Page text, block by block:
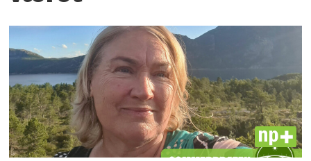
PLUS